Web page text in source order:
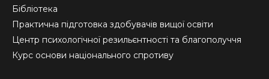
Бібліотека
Практична підготовка здобувачів вищої освіти
Центр психологічної резильєнтності та благополуччя
Курс основи національного спротиву